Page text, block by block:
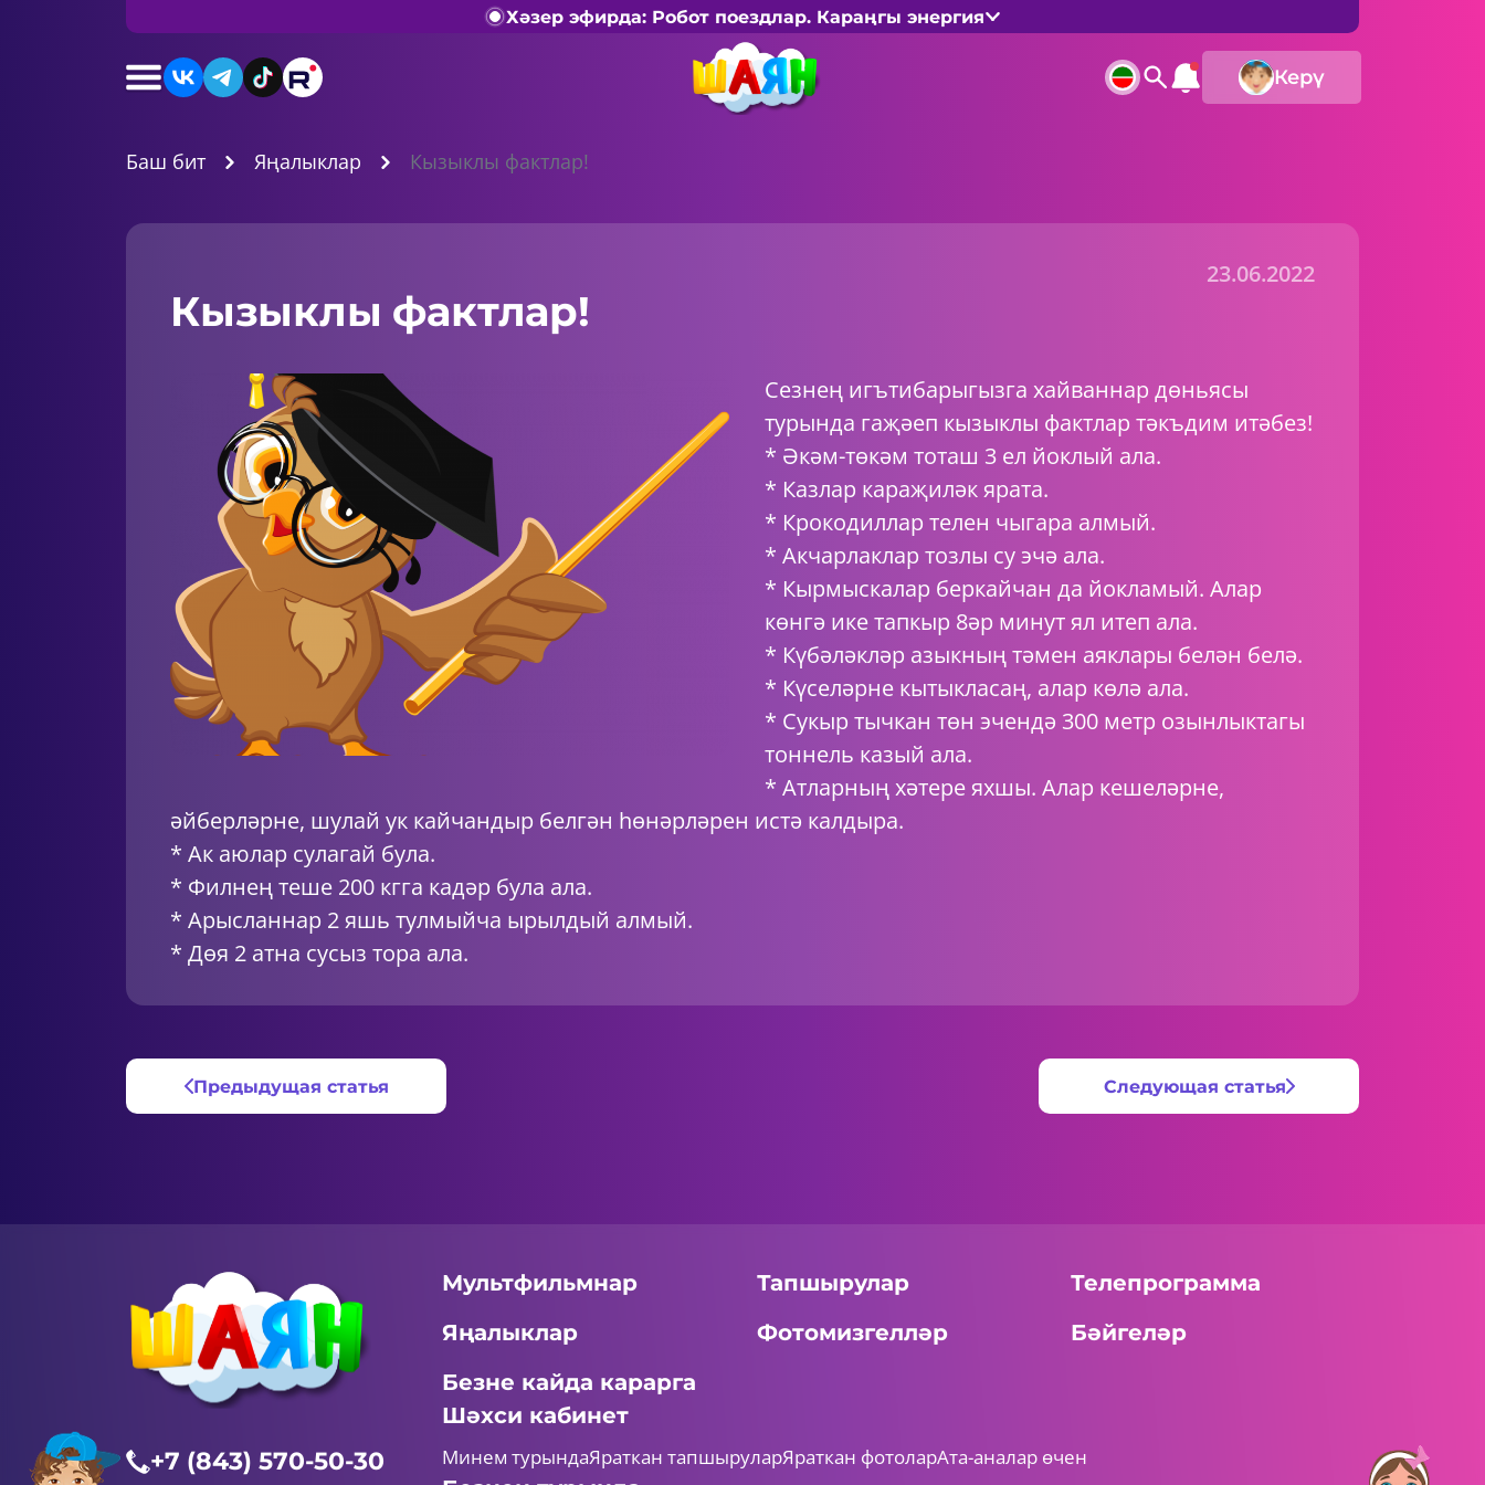
Хәзер эфирда: Робот поездлар. Караңгы энергия
Керү
Баш бит Яңалыклар Кызыклы фактлар!
23.06.2022
Кызыклы фактлар!
Сезнең игътибарыгызга хайваннар дөньясы
турында гаҗәеп кызыклы фактлар тәкъдим итәбез!
* Әкәм-төкәм тоташ 3 ел йоклый ала.
* Казлар караҗиләк ярата.
* Крокодиллар телен чыгара алмый.
* Акчарлаклар тозлы су эчә ала.
* Кырмыскалар беркайчан да йокламый. Алар
көнгә ике тапкыр 8әр минут ял итеп ала.
* Күбәләкләр азыкның тәмен аяклары белән белә.
* Күселәрне кытыкласаң, алар көлә ала.
* Сукыр тычкан төн эчендә 300 метр озынлыктагы
тоннель казый ала.
* Атларның хәтере яхшы. Алар кешеләрне,
әйберләрне, шулай ук кайчандыр белгән һөнәрләрен истә калдыра.
* Ак аюлар сулагай була.
* Филнең теше 200 кгга кадәр була ала.
* Арысланнар 2 яшь тулмыйча ырылдый алмый.
* Дөя 2 атна сусыз тора ала.
Предыдущая статья Следующая статья
+7 (843) 570-50-30
Мультфильмнар Тапшырулар
Телепрограмма
Яңалыклар
Фотомизгелләр
Бәйгеләр
Безне кайда карарга
Шәхси кабинет
Минем турындаЯраткан тапшыруларЯраткан фотоларАта-аналар өчен